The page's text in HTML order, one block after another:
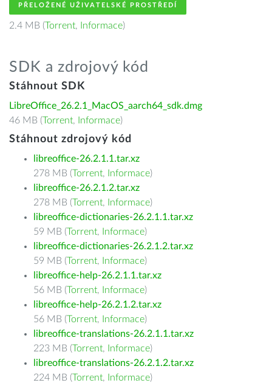
PŘELOŽENÉ UŽIVATELSKÉ PROSTŘEDÍ
2.4 MB (Torrent, Informace)
SDK a zdrojový kód
Stáhnout SDK
LibreOffice_26.2.1_MacOS_aarch64_sdk.dmg
46 MB (Torrent, Informace)
Stáhnout zdrojový kód
libreoffice-26.2.1.1.tar.xz
278 MB (Torrent, Informace)
libreoffice-26.2.1.2.tar.xz
278 MB (Torrent, Informace)
libreoffice-dictionaries-26.2.1.1.tar.xz
59 MB (Torrent, Informace)
libreoffice-dictionaries-26.2.1.2.tar.xz
59 MB (Torrent, Informace)
libreoffice-help-26.2.1.1.tar.xz
56 MB (Torrent, Informace)
libreoffice-help-26.2.1.2.tar.xz
56 MB (Torrent, Informace)
libreoffice-translations-26.2.1.1.tar.xz
223 MB (Torrent, Informace)
libreoffice-translations-26.2.1.2.tar.xz
224 MB (Torrent, Informace)